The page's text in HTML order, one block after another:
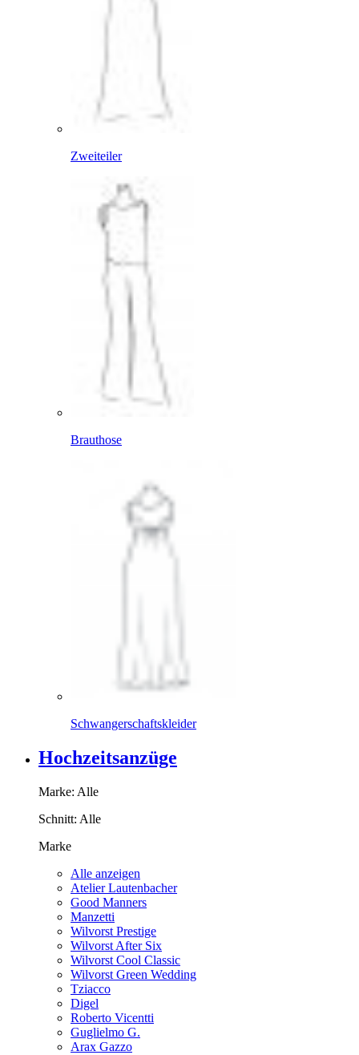
Zweiteiler
Brauthose
Schwangerschaftskleider
Hochzeitsanzüge
Marke: Alle
Schnitt: Alle
Marke
Alle anzeigen
Atelier Lautenbacher
Good Manners
Manzetti
Wilvorst Prestige
Wilvorst After Six
Wilvorst Cool Classic
Wilvorst Green Wedding
Tziacco
Digel
Roberto Vicentti
Guglielmo G.
Arax Gazzo